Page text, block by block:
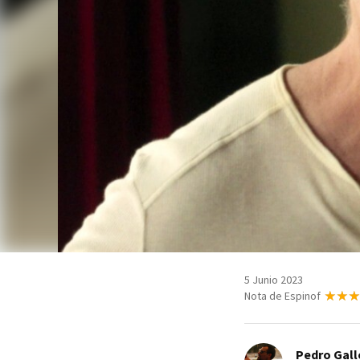
5 Junio 2023
Nota de Espinof
Pedro